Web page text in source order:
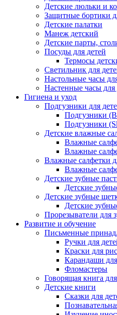
Детские люльки и
Защитные бортики
Детские палатки
Манеж детский
Детские парты,
Посуды для детей
Термосы
Светильник для
Настольные часы
Настенные часы для
Гигиена и уход
Подгузники для
Подгузники
Подгузники
Детские влажные
Влажные
Влажные
Влажные салфетки
Влажные
Детские зубные
Детские
Детские зубные
Детские
Прорезыватели для
Развитие и обучение
Письменные
Ручки для
Краски для
Карандаши
Фломастеры
Говорящая книга
Детские книги
Сказки для